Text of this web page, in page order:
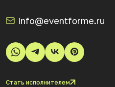
info@eventforme.ru
Стать исполнителем